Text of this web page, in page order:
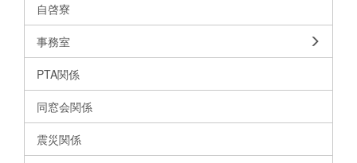
自啓寮
事務室
PTA関係
同窓会関係
震災関係